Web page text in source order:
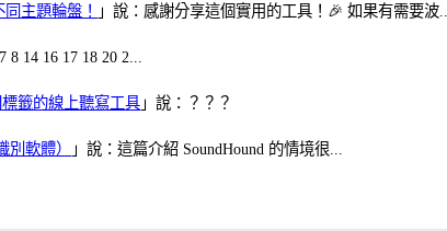
主題輪盤！ 」說：感謝分享這個實用的工具！🎉 如果有需要波
8 14 16 17 18 20 2...
籤的線上聽寫工具 」說：？？？
別軟體） 」說：這篇介紹 SoundHound 的情境很...